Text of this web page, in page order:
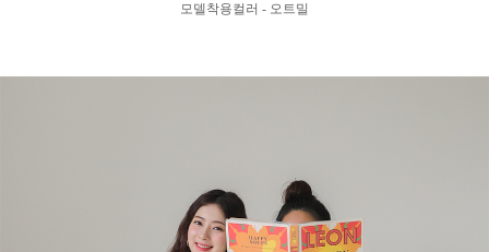
모델착용컬러 - 오트밀